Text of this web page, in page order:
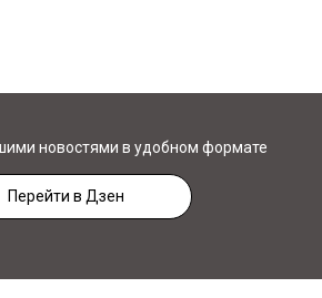
новостями в удобном формате
Перейти в Дзен